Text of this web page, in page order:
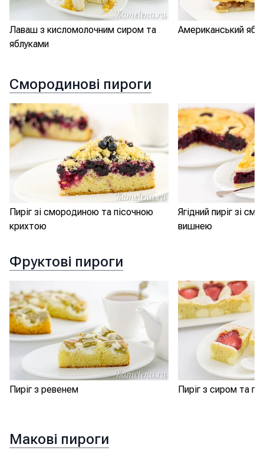
Лаваш з кисломолочним сиром та
яблуками
Американський
Смородинові пироги
Пиріг зі смородиною та пісочною
крихтою
Ягідний пиріг зі
вишнею
Фруктові пироги
Пиріг з ревенем Пиріг з сиром та
Макові пироги